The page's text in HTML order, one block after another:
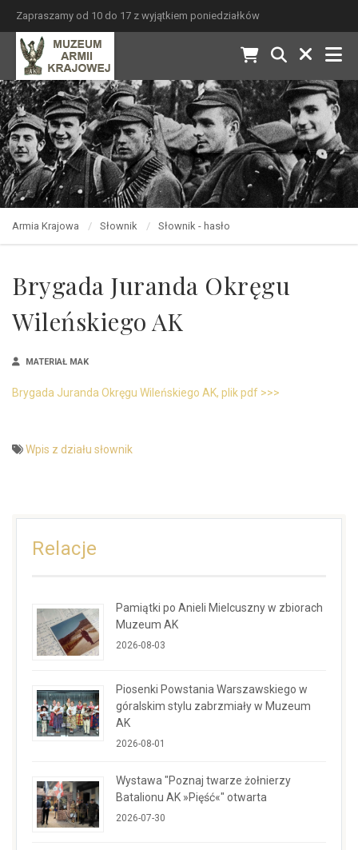
Zapraszamy od 10 do 17 z wyjątkiem poniedziałków
Armia Krajowa Słownik Słownik - hasło
Brygada Juranda Okręgu
Wileńskiego AK
MATERIAŁ MAK
Brygada Juranda Okręgu Wileńskiego AK, plik pdf >>>
Wpis z działu słownik
Relacje
Pamiątki po Anieli Mielcuszny w zbiorach
Muzeum AK
2026-08-03
Piosenki Powstania Warszawskiego w
góralskim stylu zabrzmiały w Muzeum
AK
2026-08-01
Wystawa "Poznaj twarze żołnierzy
Batalionu AK »Pięść«" otwarta
2026-07-30